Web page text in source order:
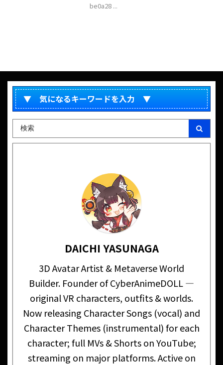
be0a28 ...
▼ 気になるキーワードを入力 ▼
DAICHI YASUNAGA
3D Avatar Artist & Metaverse World
Builder. Founder of CyberAnimeDOLL —
original VR characters, outfits & worlds.
Now releasing Character Songs (vocal) and
Character Themes (instrumental) for each
character; full MVs & Shorts on YouTube;
streaming on major platforms. Active on